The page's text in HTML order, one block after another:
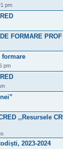
pm
FORMARE PROF
formare
pm
,,Resursele
2023-2024